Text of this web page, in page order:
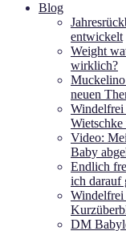
Blog
entwickelt
Weight
wirklich?
Muckelino
neuen
Windelfrei
Video:
Baby
Endlich
ich darauf
Windelfrei
DM